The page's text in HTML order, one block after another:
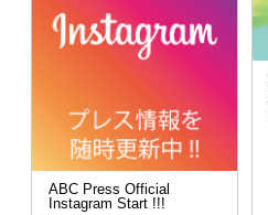
ABC Press Official
Instagram Start !!!